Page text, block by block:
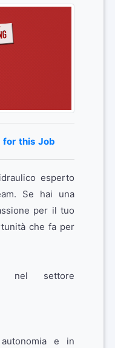
for this Job
esperto
Se hai una
per il tuo
che fa per
nel settore
e in